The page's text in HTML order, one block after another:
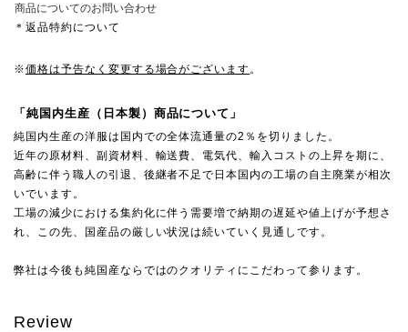
商品についてのお問い合わせ
＊返品特約について
※価格は予告なく変更する場合がございます。
「純国内生産（日本製）商品について」
純国内生産の洋服は国内での全体流通量の2％を切りました。
近年の原材料、副資材料、輸送費、電気代、輸入コストの上昇を期に、
高齢に伴う職人の引退、後継者不足で日本国内の工場の自主廃業が相次
いでいます。
工場の減少における集約化に伴う需要増で納期の遅延や値上げが予想さ
れ、この先、国産品の厳しい状況は続いていく見通しです。
弊社は今後も純国産ならではのクオリティにこだわって参ります。
Review